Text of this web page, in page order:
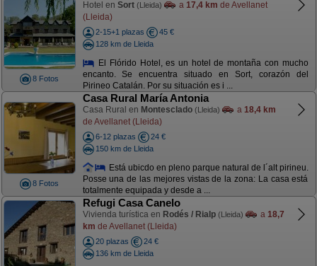
8 Fotos
Hotel en Sort (Lleida) a 17,4 km de Avellanet
(Lleida)
2-15+1 plazas
45 €
128 km de Lleida
El Flórido Hotel, es un hotel de montaña con mucho
encanto. Se encuentra situado en Sort, corazón del
Pirineo Catalán. Por su situación es i ...
8 Fotos
Casa Rural María Antonia
Casa Rural en Montesclado (Lleida) a 18,4 km
de Avellanet (Lleida)
6-12 plazas
24 €
150 km de Lleida
Está ubicdo en pleno parque natural de l´alt pirineu.
Posse una de las mejores vistas de la zona: La casa está
totalmente equipada y desde a ...
Refugi Casa Canelo
Vivienda turística en Rodés / Rialp (Lleida) a 18,7
km de Avellanet (Lleida)
20 plazas
24 €
136 km de Lleida